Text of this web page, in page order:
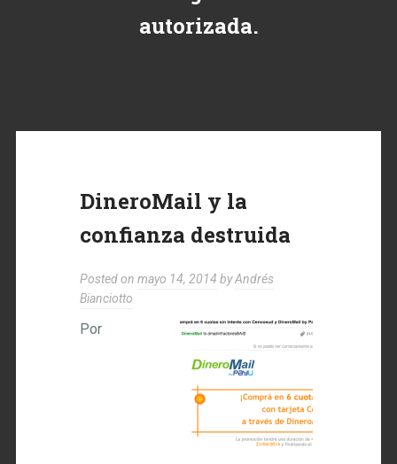
autorizada.
DineroMail y la
confianza destruida
Posted onmayo 14, 2014 byAndrés
Bianciotto
Por